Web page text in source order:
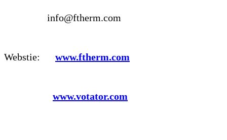
info@ftherm.com
Webstie: www.ftherm.com
www.votator.com